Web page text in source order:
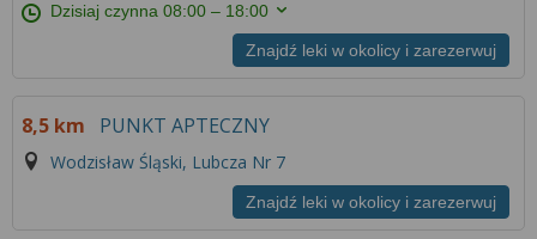
Dzisiaj czynna08:00 – 18:00
Znajdź leki w okolicy i zarezerwuj
8,5 km PUNKT APTECZNY
Wodzisław Śląski, Lubcza Nr 7
Znajdź leki w okolicy i zarezerwuj